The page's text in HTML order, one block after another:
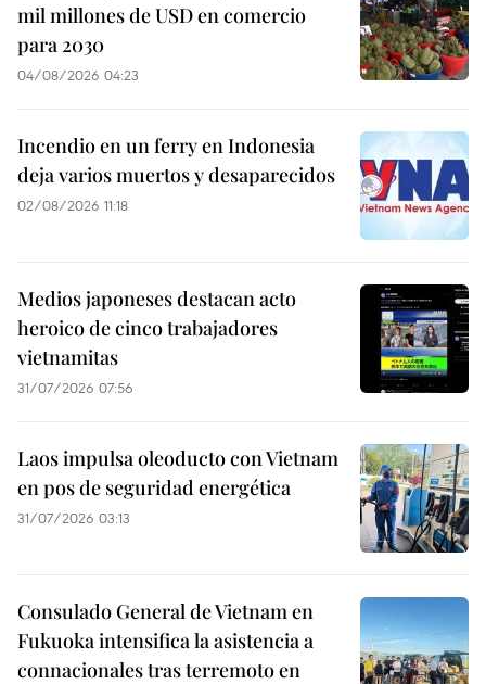
mil millones de USD en comercio
para 2030
04/08/2026 04:23
Incendio en un ferry en Indonesia
deja varios muertos y desaparecidos
02/08/2026 11:18
Medios japoneses destacan acto
heroico de cinco trabajadores
vietnamitas
31/07/2026 07:56
Laos impulsa oleoducto con Vietnam
en pos de seguridad energética
31/07/2026 03:13
Consulado General de Vietnam en
Fukuoka intensifica la asistencia a
connacionales tras terremoto en